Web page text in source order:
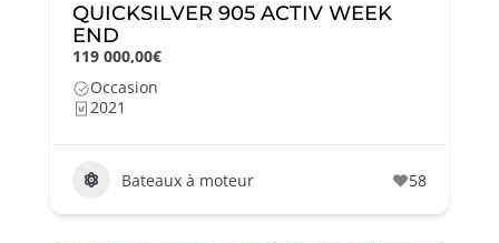
QUICKSILVER 905 ACTIV WEEK
END
119 000,00€
Occasion
2021
Bateaux à moteur 58